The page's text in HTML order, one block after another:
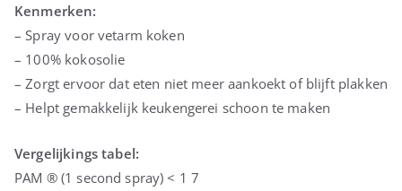
Kenmerken:
– Spray voor vetarm koken
– 100% kokosolie
– Zorgt ervoor dat eten niet meer aankoekt of blijft plakken
– Helpt gemakkelijk keukengerei schoon te maken
Vergelijkings tabel:
PAM ® (1 second spray) < 1 7